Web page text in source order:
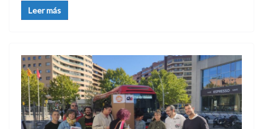
Leer más